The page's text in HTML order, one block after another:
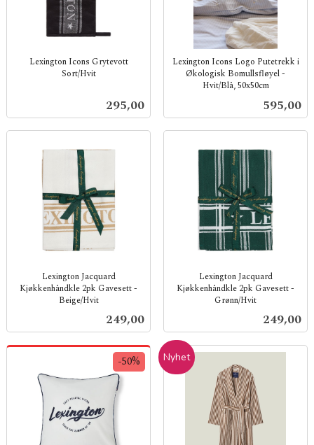
Lexington Icons Grytevott
Sort/Hvit
Pris
295,00
Lexington Icons Logo Putetrekk i
Økologisk Bomullsfløyel -
Hvit/Blå, 50x50cm
Pris
595,00
Lexington Jacquard
Kjøkkenhåndkle 2pk Gavesett -
Beige/Hvit
Pris
249,00
Lexington Jacquard
Kjøkkenhåndkle 2pk Gavesett -
Grønn/Hvit
Pris
249,00
-50% Nyhet